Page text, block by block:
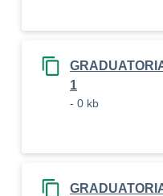
1
- 0 kb